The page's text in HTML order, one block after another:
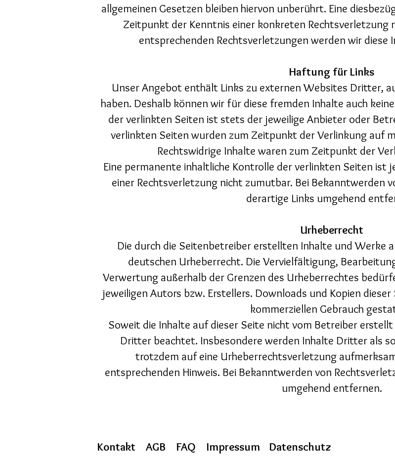
allgemeinen Gesetzen bleiben hiervon unberührt. Eine
Zeitpunkt der Kenntnis einer konkreten Rechtsverletzung
entsprechenden Rechtsverletzungen werden wir diese
Haftung für Links
Unser Angebot enthält Links zu externen Websites Dritter,
haben. Deshalb können wir für diese fremden Inhalte auch
der verlinkten Seiten ist stets der jeweilige Anbieter oder
verlinkten Seiten wurden zum Zeitpunkt der Verlinkung auf
Rechtswidrige Inhalte waren zum Zeitpunkt der
Eine permanente inhaltliche Kontrolle der verlinkten Seiten ist
einer Rechtsverletzung nicht zumutbar. Bei Bekanntwerden
derartige Links umgehend
Urheberrecht
Die durch die Seitenbetreiber erstellten Inhalte und Werke
deutschen Urheberrecht. Die Vervielfältigung,
Verwertung außerhalb der Grenzen des Urheberrechtes
jeweiligen Autors bzw. Erstellers. Downloads und Kopien
kommerziellen Gebrauch
Soweit die Inhalte auf dieser Seite nicht vom Betreiber
Dritter beachtet. Insbesondere werden Inhalte Dritter als
trotzdem auf eine Urheberrechtsverletzung
entsprechenden Hinweis. Bei Bekanntwerden von
umgehend entfernen.
Kontakt AGB FAQ Impressum Datenschutz